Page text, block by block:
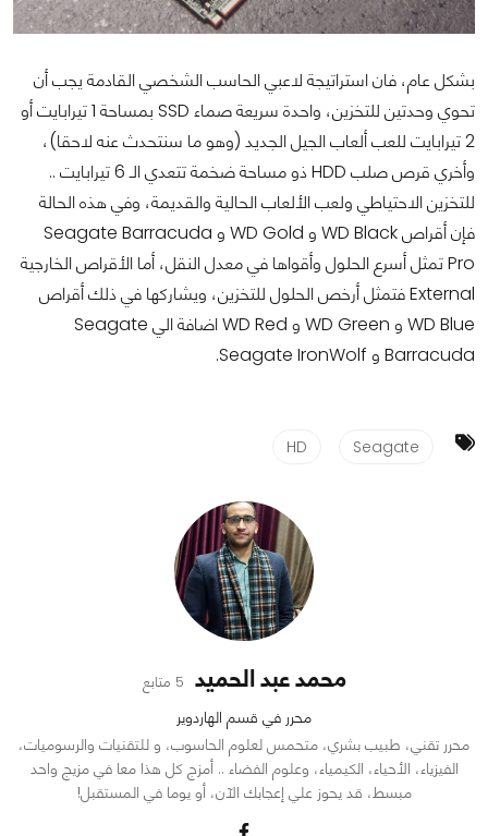
بشكل عام، فان استراتيجة لاعبي الحاسب الشخصي القادمة يجب أن
تحوي وحدتين للتخزين، واحدة سريعة صماء SSD بمساحة 1 تيرابايت أو
2 تيرابايت للعب ألعاب الجيل الجديد (وهو ما سنتحدث عنه لاحقا)،
وأخري قرص صلب HDD ذو مساحة ضخمة تتعدي الـ 6 تيرابايت ..
للتخزين الاحتياطي ولعب الألعاب الحالية والقديمة، وفي هذه الحالة
فإن أقراص WD Black و WD Gold و Seagate Barracuda
Pro تمثل أسرع الحلول وأقواها في معدل النقل، أما الأقراص الخارجية
External فتمثل أرخص الحلول للتخزين، ويشاركها في ذلك أقراص
WD Blue و WD Green و WD Red اضافة الي Seagate
Barracuda و Seagate IronWolf.
Seagate
HD
محمد عبد الحميد 5 متابع
محرر في قسم الهاردوير
محرر تقني، طبيب بشري، متحمس لعلوم الحاسوب، و للتقنيات والرسوميات،
الفيزياء، الأحياء، الكيمياء، وعلوم الفضاء .. أمزج كل هذا معا في مزيج واحد
مبسط، قد يحوز علي إعجابك الآن، أو يوما في المستقبل!